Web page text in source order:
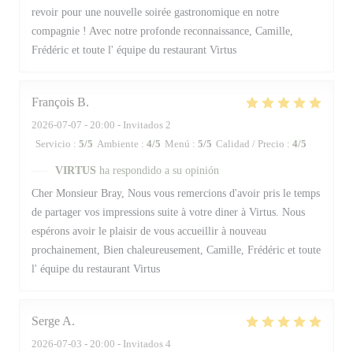
revoir pour une nouvelle soirée gastronomique en notre
compagnie ! Avec notre profonde reconnaissance, Camille,
Frédéric et toute l' équipe du restaurant Virtus
François B
2026-07-07 - 20:00 - Invitados 2
Servicio : 5/5 Ambiente : 4/5 Menú : 5/5 Calidad / Precio : 4/5
VIRTUS ha respondido a su opinión
Cher Monsieur Bray, Nous vous remercions d'avoir pris le temps
de partager vos impressions suite à votre diner à Virtus. Nous
espérons avoir le plaisir de vous accueillir à nouveau
prochainement, Bien chaleureusement, Camille, Frédéric et toute
l' équipe du restaurant Virtus
Serge A
2026-07-03 - 20:00 - Invitados 4